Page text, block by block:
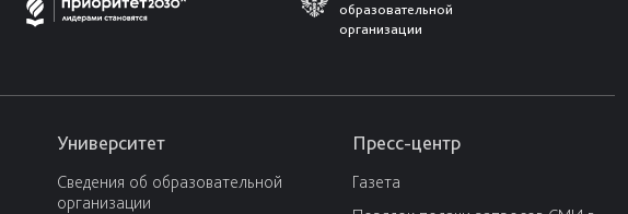
образовательной
организации
Университет
Сведения об образовательной
организации
Пресс-центр
Газета